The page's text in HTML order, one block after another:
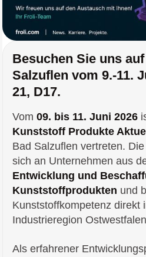
Besuchen Sie uns
Salzuflen vom 9.-11.
21, D17.
Vom 09. bis 11. Juni 2026
Kunststoff Produkte Aktuell
Bad Salzuflen vertreten.
sich an Unternehmen aus
Entwicklung und
Kunststoffprodukten und
Kunststoffkompetenz direkt
Industrieregion
Als erfahrener